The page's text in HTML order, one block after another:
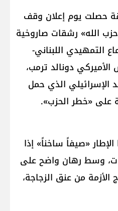
حصلت يوم إعلان وقف
الله» رشقات صاروخية
التمهيدي اللبناني-
الأميركي دونالد ترمب،
الإسرائيلي الذي حمل
على «خطر الحزب».
«صيفاً ساخناً» إذا
وسط رهان واضح على
من عنق الزجاجة،